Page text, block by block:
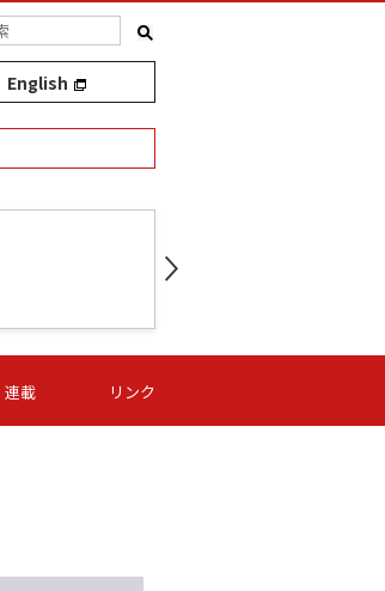
English
第16節 09/06 (日) 15:00
- -
連載 リンク